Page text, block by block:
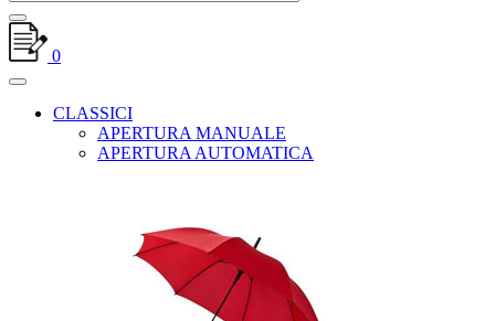
0
CLASSICI
APERTURA MANUALE
APERTURA AUTOMATICA